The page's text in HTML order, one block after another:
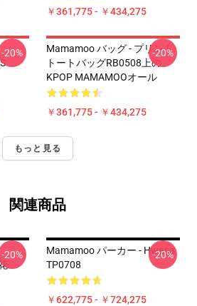
￥361,775 - ￥434,275
-20%
Mamamoo バッグ - プリント
トートバッグRB0508上の
KPOP MAMAMOOオール
￥361,775 - ￥434,275
-20%
もっと見る
関連商品
-20%
Mamamoo パーカー - Hwasa
TP0708
￥622,775 - ￥724,275
-20%